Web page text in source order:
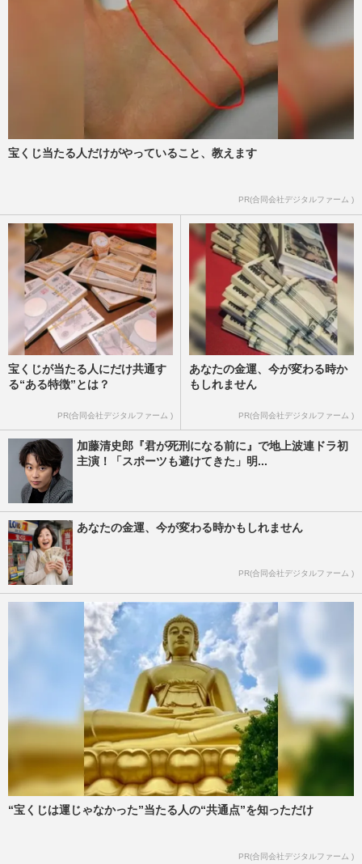
宝くじ当たる人だけがやっていること、教えます
PR(合同会社デジタルファーム )
宝くじが当たる人にだけ共通す
る“ある特徴”とは？
PR(合同会社デジタルファーム )
あなたの金運、今が変わる時か
もしれません
PR(合同会社デジタルファーム )
加藤清史郎『君が死刑になる前に』で地上波連ドラ初
主演！「スポーツも避けてきた」明...
あなたの金運、今が変わる時かもしれません
PR(合同会社デジタルファーム )
“宝くじは運じゃなかった”当たる人の“共通点”を知っただけ
PR(合同会社デジタルファーム )